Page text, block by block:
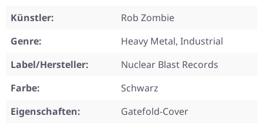
Künstler:
Rob Zombie
Genre:
Heavy Metal, Industrial
Label/Hersteller:
Nuclear Blast Records
Farbe:
Schwarz
Eigenschaften:
Gatefold-Cover